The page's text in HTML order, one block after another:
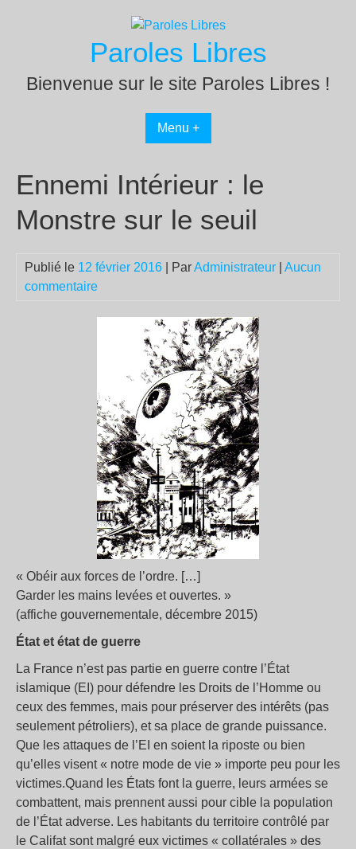
Paroles Libres
Bienvenue sur le site Paroles Libres !
Menu +
Ennemi Intérieur : le
Monstre sur le seuil
Publié le 12 février 2016 | ParAdministrateur
Aucun
commentaire
« Obéir aux forces de l’ordre. […]
Garder les mains levées et ouvertes. »
(affiche gouvernementale, décembre 2015)
État et état de guerre
La France n’est pas partie en guerre contre l’État
islamique (EI) pour défendre les Droits de l’Homme ou
ceux des femmes, mais pour préserver des intérêts (pas
seulement pétroliers), et sa place de grande puissance.
Que les attaques de l’EI en soient la riposte ou bien
qu’elles visent « notre mode de vie » importe peu pour les
victimes.Quand les États font la guerre, leurs armées se
combattent, mais prennent aussi pour cible la population
de l’État adverse. Les habitants du territoire contrôlé par
le Califat sont malgré eux victimes « collatérales » des